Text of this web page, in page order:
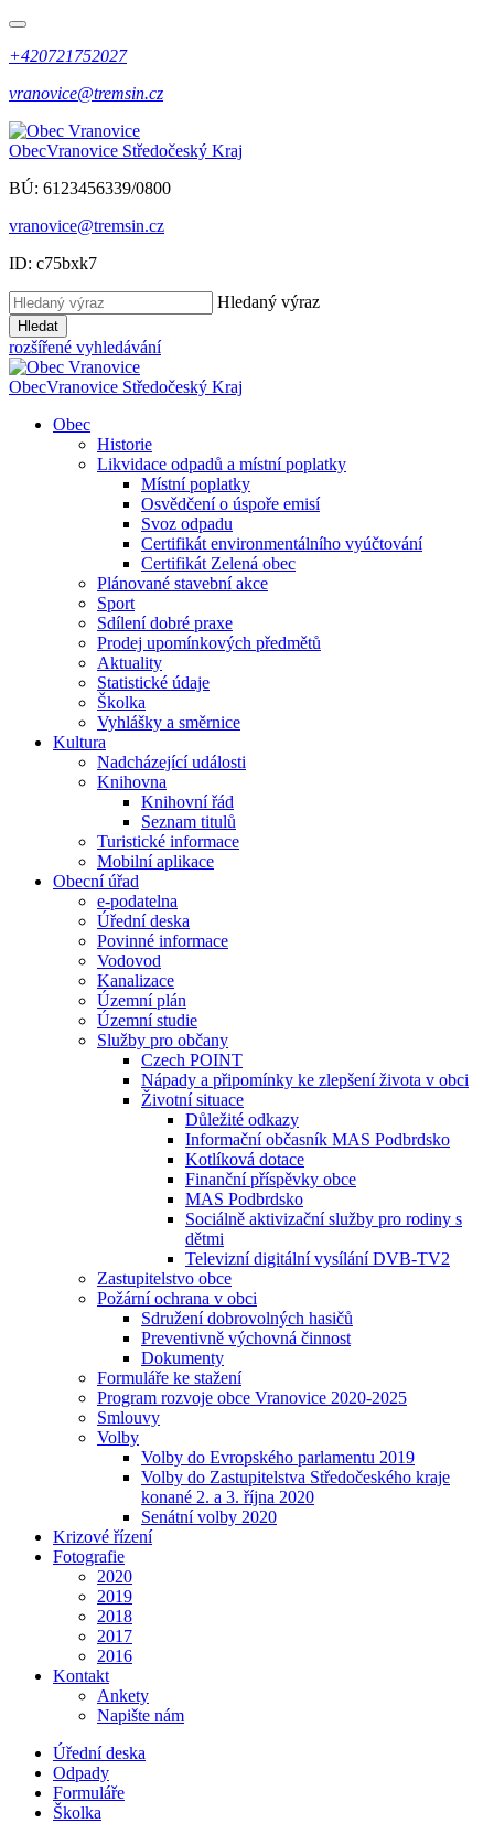
+420721752027
vranovice@tremsin.cz
ObecVranovice Středočeský Kraj
BÚ: 6123456339/0800
vranovice@tremsin.cz
ID: c75bxk7
Hledaný výraz
Hledat
rozšířené vyhledávání
ObecVranovice Středočeský Kraj
Obec
Historie
Likvidace odpadů a místní poplatky
Místní poplatky
Osvědčení o úspoře emisí
Svoz odpadu
Certifikát environmentálního vyúčtování
Certifikát Zelená obec
Plánované stavební akce
Sport
Sdílení dobré praxe
Prodej upomínkových předmětů
Aktuality
Statistické údaje
Školka
Vyhlášky a směrnice
Kultura
Nadcházející události
Knihovna
Knihovní řád
Seznam titulů
Turistické informace
Mobilní aplikace
Obecní úřad
e-podatelna
Úřední deska
Povinné informace
Vodovod
Kanalizace
Územní plán
Územní studie
Služby pro občany
Czech POINT
Nápady a připomínky ke zlepšení života v obci
Životní situace
Důležité odkazy
Informační občasník MAS Podbrdsko
Kotlíková dotace
Finanční příspěvky obce
MAS Podbrdsko
Sociálně aktivizační služby pro rodiny s
dětmi
Televizní digitální vysílání DVB-TV2
Zastupitelstvo obce
Požární ochrana v obci
Sdružení dobrovolných hasičů
Preventivně výchovná činnost
Dokumenty
Formuláře ke stažení
Program rozvoje obce Vranovice 2020-2025
Smlouvy
Volby
Volby do Evropského parlamentu 2019
Volby do Zastupitelstva Středočeského kraje
konané 2. a 3. října 2020
Senátní volby 2020
Krizové řízení
Fotografie
2020
2019
2018
2017
2016
Kontakt
Ankety
Napište nám
Úřední deska
Odpady
Formuláře
Školka